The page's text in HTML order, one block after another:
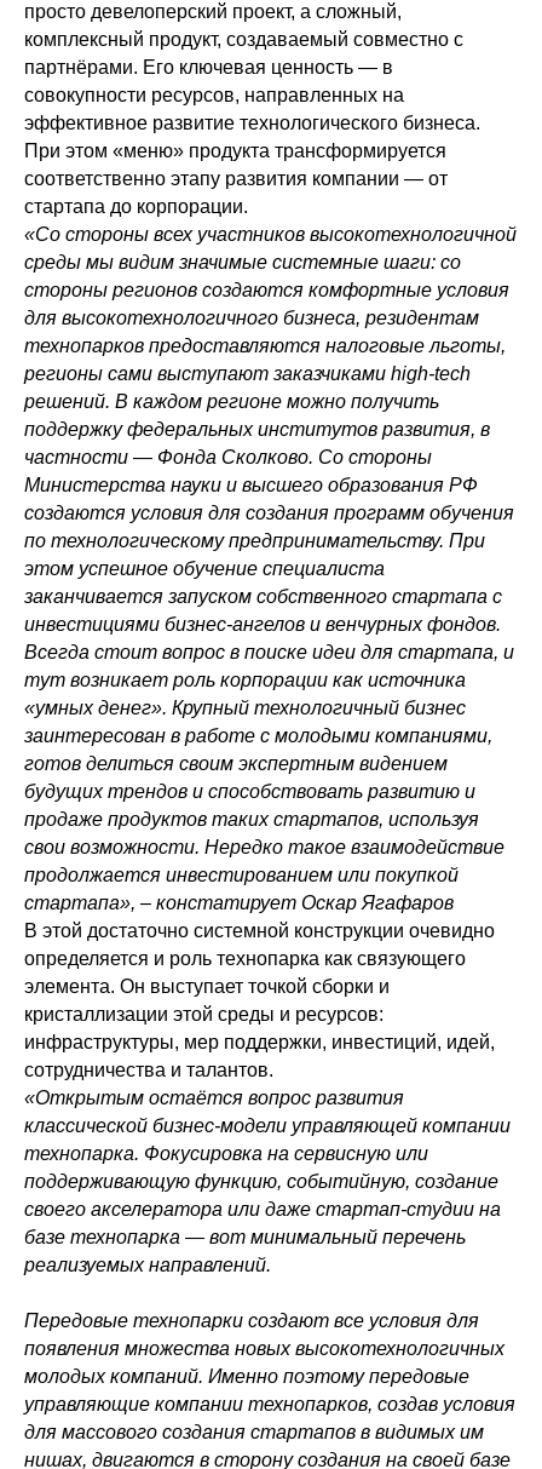
просто девелоперский проект, а сложный,
комплексный продукт, создаваемый совместно с
партнёрами. Его ключевая ценность — в
совокупности ресурсов, направленных на
эффективное развитие технологического бизнеса.
При этом «меню» продукта трансформируется
соответственно этапу развития компании — от
стартапа до корпорации.
«Со стороны всех участников высокотехнологичной
среды мы видим значимые системные шаги: со
стороны регионов создаются комфортные условия
для высокотехнологичного бизнеса, резидентам
технопарков предоставляются налоговые льготы,
регионы сами выступают заказчиками high-tech
решений. В каждом регионе можно получить
поддержку федеральных институтов развития, в
частности — Фонда Сколково. Со стороны
Министерства науки и высшего образования РФ
создаются условия для создания программ обучения
по технологическому предпринимательству. При
этом успешное обучение специалиста
заканчивается запуском собственного стартапа с
инвестициями бизнес-ангелов и венчурных фондов.
Всегда стоит вопрос в поиске идеи для стартапа, и
тут возникает роль корпорации как источника
«умных денег». Крупный технологичный бизнес
заинтересован в работе с молодыми компаниями,
готов делиться своим экспертным видением
будущих трендов и способствовать развитию и
продаже продуктов таких стартапов, используя
свои возможности. Нередко такое взаимодействие
продолжается инвестированием или покупкой
стартапа», – констатирует Оскар Ягафаров
В этой достаточно системной конструкции очевидно
определяется и роль технопарка как связующего
элемента. Он выступает точкой сборки и
кристаллизации этой среды и ресурсов:
инфраструктуры, мер поддержки, инвестиций, идей,
сотрудничества и талантов.
«Открытым остаётся вопрос развития
классической бизнес-модели управляющей компании
технопарка. Фокусировка на сервисную или
поддерживающую функцию, событийную, создание
своего акселератора или даже стартап-студии на
базе технопарка — вот минимальный перечень
реализуемых направлений.
Передовые технопарки создают все условия для
появления множества новых высокотехнологичных
молодых компаний. Именно поэтому передовые
управляющие компании технопарков, создав условия
для массового создания стартапов в видимых им
нишах, двигаются в сторону создания на своей базе